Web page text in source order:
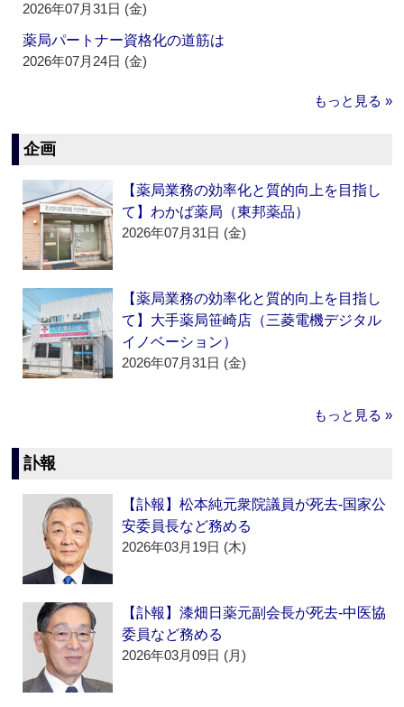
2026年07月31日 (金)
薬局パートナー資格化の道筋は
2026年07月24日 (金)
もっと見る »
企画
【薬局業務の効率化と質的向上を目指し
て】わかば薬局（東邦薬品）
2026年07月31日 (金)
【薬局業務の効率化と質的向上を目指し
て】大手薬局笹崎店（三菱電機デジタル
イノベーション）
2026年07月31日 (金)
もっと見る »
訃報
【訃報】松本純元衆院議員が死去‐国家公
安委員長など務める
2026年03月19日 (木)
【訃報】漆畑日薬元副会長が死去‐中医協
委員など務める
2026年03月09日 (月)